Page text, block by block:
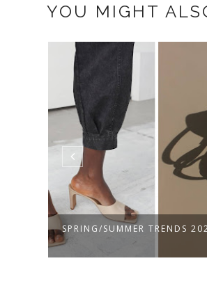
YOU MIGHT
SPRING/SUMMER TRENDS